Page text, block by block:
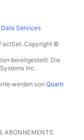
Data Services
Copyright ©
bereitgestellt. Die
Inc.
werden von Quartr
ABONNEMENTS